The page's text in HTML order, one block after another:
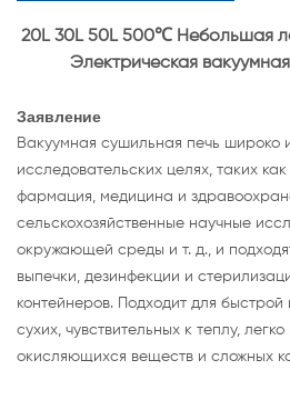
20L 30L 50L 500℃ Небольшая
Электрическая
Заявление
Вакуумная сушильная печь широко
исследовательских целях, таких
фармация, медицина и
сельскохозяйственные научные
окружающей среды и т. д., и
выпечки, дезинфекции и
контейнеров. Подходит для
сухих, чувствительных к теплу,
окисляющихся веществ и сложных